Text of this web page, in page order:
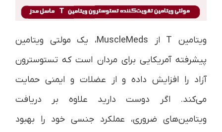
ویتامین T از MuscleMeds، یک مولتی ویتامین
پیشرفته آمریکایی برای مردان است که تستوسترون
آزاد را افزایش داده و از عضلات و ایمنی حمایت
می‌کند. اگر دوست دارید علاوه بر دریافت
ویتامین‌های ضروری، عملکرد جنسی خود را بهبود